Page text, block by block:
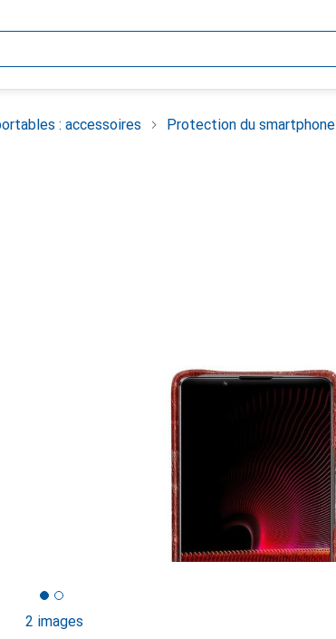
: accessoires Protection du smartphone
2 images